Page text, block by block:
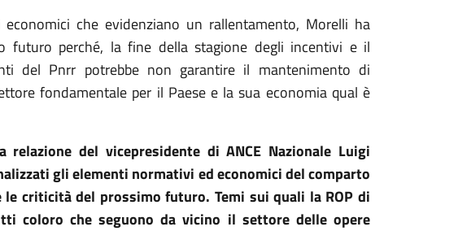
che evidenziano un rallentamento, Morelli ha
futuro perché, la fine della stagione degli incentivi e il
del Pnrr potrebbe non garantire il mantenimento di
fondamentale per il Paese e la sua economia qual è
del vicepresidente di ANCE Nazionale Luigi
gli elementi normativi ed economici del comparto
criticità del prossimo futuro. Temi sui quali la ROP di
coloro cheseguono da vicino il settore delle opere